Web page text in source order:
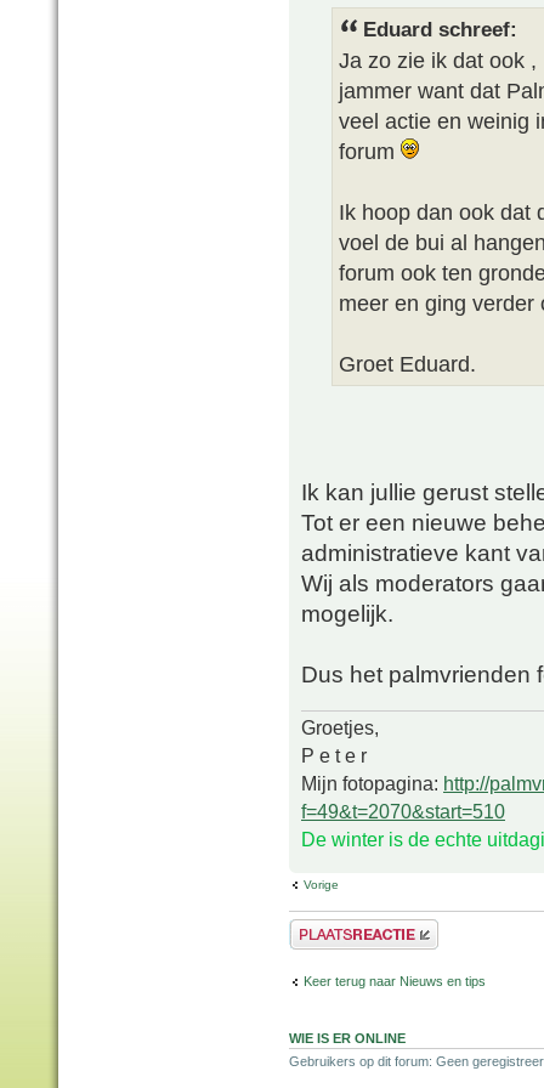
Eduard schreef:
Ja zo zie ik dat ook
jammer want dat
veel actie en weinig
forum
Ik hoop dan ook dat
voel de bui al
forum ook ten
meer en ging
Groet Eduard.
Ik kan jullie gerust
Tot er een nieuwe
administratieve kant
Wij als moderators
mogelijk.
Dus het palmvrienden
Groetjes,
P e t e r
Mijn fotopagina: http://
f=49&t=2070&start=510
De winter is de echte
Vorige
Plaats een reactie
Keer terug naar Nieuws en tips
WIE IS ER ONLINE
Gebruikers op dit forum: Geen